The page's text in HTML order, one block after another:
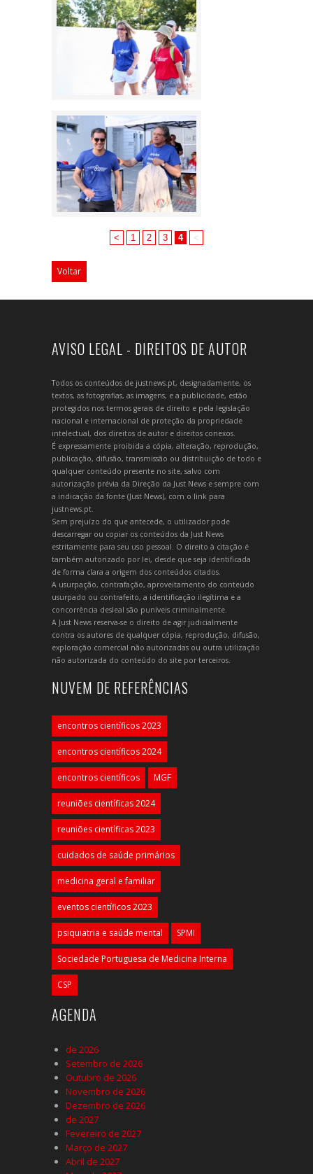
< 1 2 3 4 <
Voltar
AVISO LEGAL - DIREITOS DE AUTOR
Todos os conteúdos de justnews.pt, designadamente, os
textos, as fotografias, as imagens, e a publicidade, estão
protegidos nos termos gerais de direito e pela legislação
nacional e internacional de proteção da propriedade
intelectual, dos direitos de autor e direitos conexos.
É expressamente proibida a cópia, alteração, reprodução,
publicação, difusão, transmissão ou distribuição de todo e
qualquer conteúdo presente no site, salvo com
autorização prévia da Direção da Just News e sempre com
a indicação da fonte (Just News), com o link para
justnews.pt.
Sem prejuízo do que antecede, o utilizador pode
descarregar ou copiar os conteúdos da Just News
estritamente para seu uso pessoal. O direito à citação é
também autorizado por lei, desde que seja identificada
de forma clara a origem dos conteúdos citados.
A usurpação, contrafação, aproveitamento do conteúdo
usurpado ou contrafeito, a identificação ilegítima e a
concorrência desleal são puníveis criminalmente.
A Just News reserva-se o direito de agir judicialmente
contra os autores de qualquer cópia, reprodução, difusão,
exploração comercial não autorizadas ou outra utilização
não autorizada do conteúdo do site por terceiros.
NUVEM DE REFERÊNCIAS
encontros científicos 2023
encontros científicos 2024
encontros científicos MGF
reuniões científicas 2024
reuniões científicas 2023
cuidados de saúde primários
medicina geral e familiar
eventos científicos 2023
psiquiatria e saúde mental SPMI
Sociedade Portuguesa de Medicina Interna
CSP
AGENDA
de 2026
Setembro de 2026
Outubro de 2026
Novembro de 2026
Dezembro de 2026
de 2027
Fevereiro de 2027
Março de 2027
Abril de 2027